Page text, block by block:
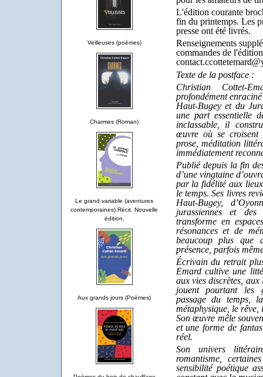
Veilleuses (poèmes)
Charmes (Roman)
Le grand variable (aventures
contemporaines) Récit. Nouvelle
édition.
Aux grands jours (Poèmes)
L'édition courante
fin du printemps. Les
presse ont été livrés.
Renseignements
commandes de
Texte de la postface :
Christian Cottet-
profondément
Haut-Bugey et du
une part essentielle
inclassable, il
œuvre où se croisent
prose, méditation
immédiatement
Publié depuis la fin
d’une vingtaine
par la fidélité aux
le temps. Ses livres
Haut-Bugey,
jurassiennes et
transforme en
résonances et de
beaucoup plus que
présence, parfois
Écrivain du retrait
Emard cultive une
aux vies discrètes,
jouent pourtant les
passage du temps,
métaphysique, le rêve,
Son œuvre mêle
et une forme de
réel.
Son univers
romantisme,
sensibilité poétique